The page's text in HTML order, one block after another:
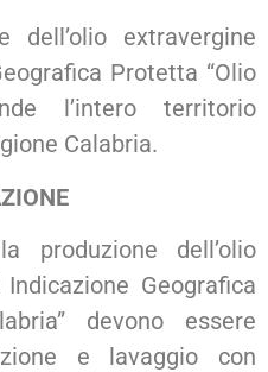
dell’olio extravergine
Protetta “Olio
l’intero territorio
Calabria.
produzione dell’olio
Geografica
devono essere
e lavaggio con